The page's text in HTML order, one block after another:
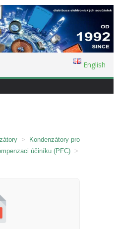
English
>
Kondenzátory pro
účiníku (PFC) >